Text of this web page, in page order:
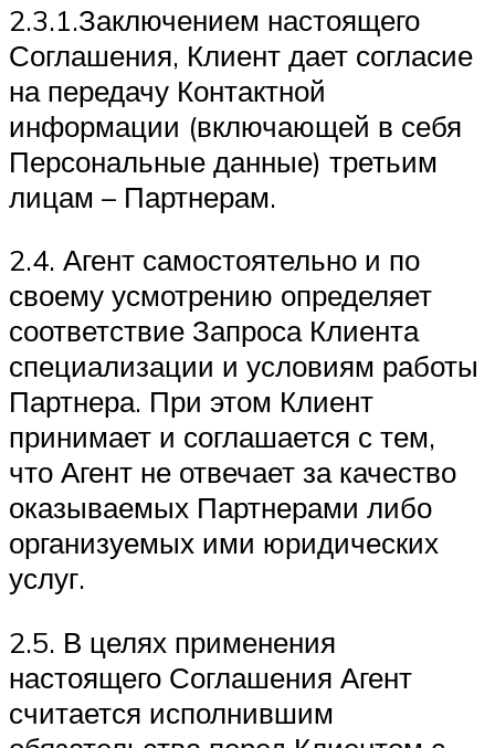
2.3.1.Заключением настоящего
Соглашения, Клиент дает согласие
на передачу Контактной
информации (включающей в себя
Персональные данные) третьим
лицам – Партнерам.
2.4. Агент самостоятельно и по
своему усмотрению определяет
соответствие Запроса Клиента
специализации и условиям работы
Партнера. При этом Клиент
принимает и соглашается с тем,
что Агент не отвечает за качество
оказываемых Партнерами либо
организуемых ими юридических
услуг.
2.5. В целях применения
настоящего Соглашения Агент
считается исполнившим